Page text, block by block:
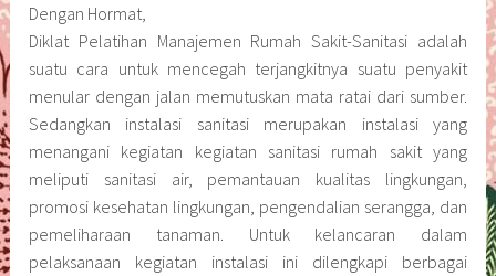
Dengan Hormat,
Diklat Pelatihan Manajemen Rumah Sakit-Sanitasi adalah
suatu cara untuk mencegah terjangkitnya suatu penyakit
menular dengan jalan memutuskan mata ratai dari sumber.
Sedangkan instalasi sanitasi merupakan instalasi yang
menangani kegiatan kegiatan sanitasi rumah sakit yang
meliputi sanitasi air, pemantauan kualitas lingkungan,
promosi kesehatan lingkungan, pengendalian serangga, dan
pemeliharaan tanaman. Untuk kelancaran dalam
pelaksanaan kegiatan instalasi ini dilengkapi berbagai